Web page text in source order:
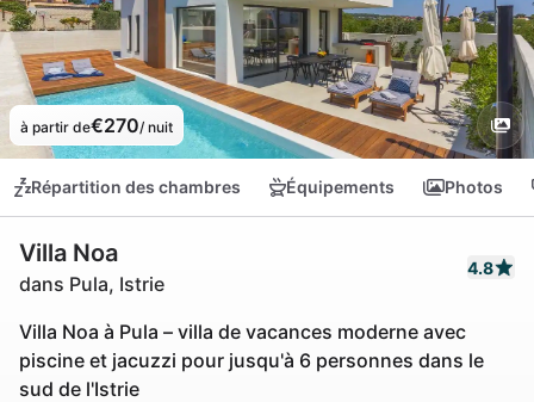
à partir de€270/ nuit
Répartition des chambres Équipements Photos
Villa Noa
dans Pula, Istrie
4.8
Villa Noa à Pula – villa de vacances moderne avec
piscine et jacuzzi pour jusqu'à 6 personnes dans le
sud de l'Istrie